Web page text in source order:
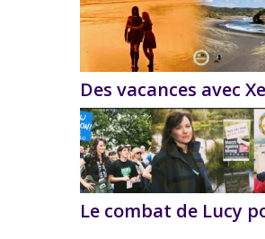
Des vacances avec
Le combat de Lucy